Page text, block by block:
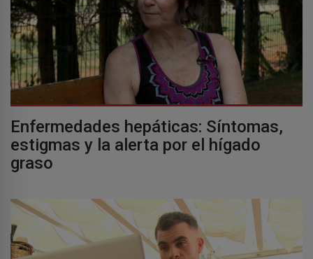
Enfermedades hepáticas: Síntomas,
estigmas y la alerta por el hígado
graso